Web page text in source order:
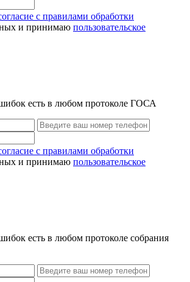
с правилами обработки
и принимаю пользовательское
есть в любом протоколе ГОСА
с правилами обработки
и принимаю пользовательское
есть в любом протоколе собрания